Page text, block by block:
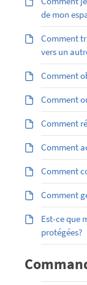
de mon
Comment
vers un
Comment
Comment
Comment
Comment
Comment
Comment
Est-ce que
protégées?